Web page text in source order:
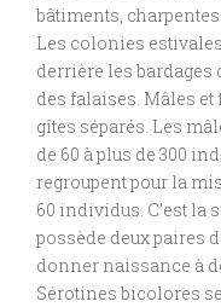
bâtiments,
Les colonies
derrière les bardages
des falaises. Mâles et
gîtes séparés. Les
de 60 à plus de 300
regroupent pour la
60 individus. C’est la
possède deux paires
donner naissance à
Sérotines bicolores